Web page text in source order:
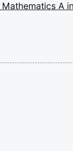
Mathematics A in